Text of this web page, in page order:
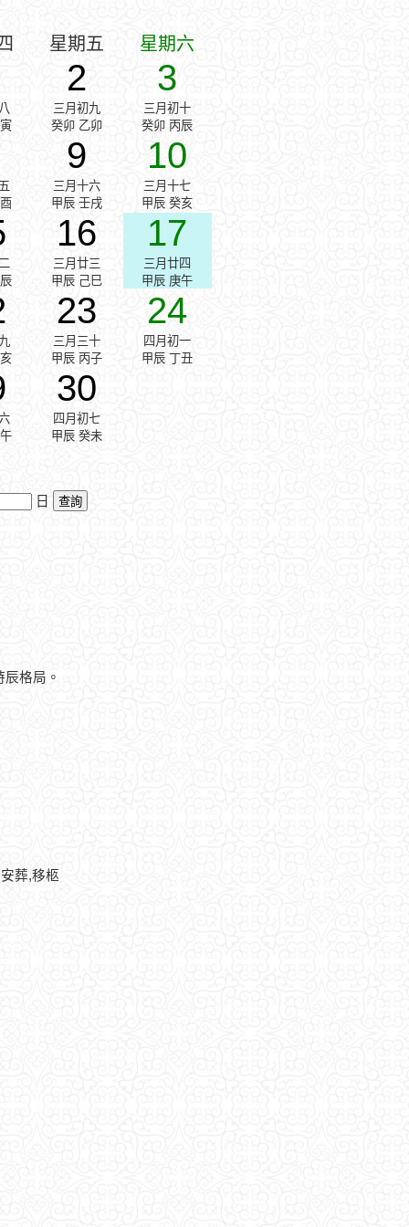
星期五 星期六
2
三月初九
癸卯 乙卯
3
三月初十
癸卯 丙辰
9
三月十六
甲辰 壬戌
10
三月十七
甲辰 癸亥
16
三月廿三
甲辰 己巳
17
三月廿四
甲辰 庚午
23
三月三十
甲辰 丙子
24
四月初一
甲辰 丁丑
30
四月初七
甲辰 癸未
日
格局。
葬,移柩